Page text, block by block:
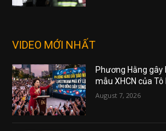
VIDEO MỚI NHẤT
Phương Hằng
mẫu XHCN của
August 7, 2026